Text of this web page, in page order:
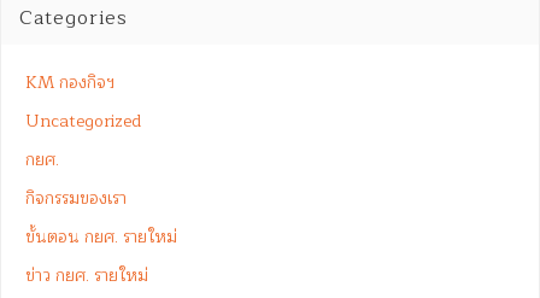
Categories
KM กองกิจฯ
Uncategorized
กยศ.
กิจกรรมของเรา
ขั้นตอน กยศ. รายใหม่
ข่าว กยศ. รายใหม่